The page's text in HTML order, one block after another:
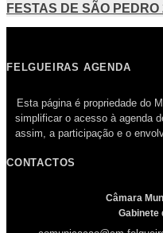
FESTAS DE SÃO PEDRO
FELGUEIRAS AGENDA
Esta página é propriedade do
simplificar o acesso à agenda
assim, a participação e o
CONTACTOS
Câmara
Gabinete